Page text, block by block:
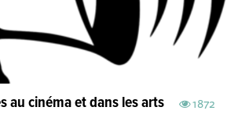
1872
cinéma et dans les arts